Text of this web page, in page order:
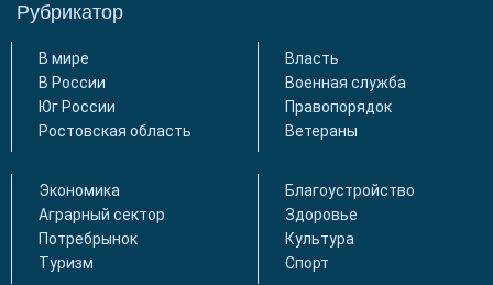
Рубрикатор
В мире
В России
Юг России
Ростовская область
Власть
Военная служба
Правопорядок
Ветераны
Экономика
Аграрный сектор
Потребрынок
Туризм
Благоустройство
Здоровье
Культура
Спорт